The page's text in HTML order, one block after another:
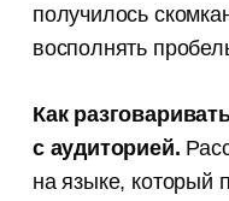
получилось
восполнять
Как
с аудиторией.
на языке, который